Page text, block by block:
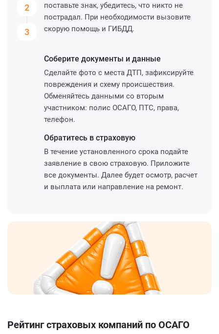
2
3
поставьте знак, убедитесь, что никто не
пострадал. При необходимости вызовите
скорую помощь и ГИБДД.
Соберите документы и данные
Сделайте фото с места ДТП, зафиксируйте
повреждения и схему происшествия.
Обменяйтесь данными со вторым
участником: полис ОСАГО, ПТС, права,
телефон.
Обратитесь в страховую
В течение установленного срока подайте
заявление в свою страховую. Приложите
все документы. Далее будет осмотр, расчет
и выплата или направление на ремонт.
Рейтинг страховых компаний по ОСАГО